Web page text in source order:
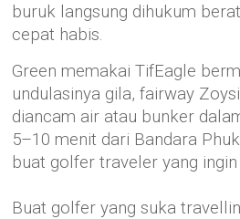
buruk langsung dihukum
cepat habis.
Green memakai TifEagle
undulasinya gila, fairway
diancam air atau bunker
5–10 menit dari Bandara
buat golfer traveler yang
Buat golfer yang suka